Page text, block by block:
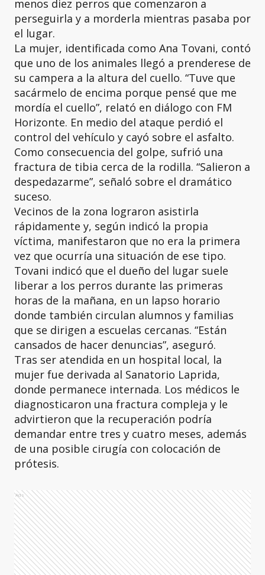
menos diez perros que comenzaron a
perseguirla y a morderla mientras pasaba por
el lugar.
La mujer, identificada como Ana Tovani, contó
que uno de los animales llegó a prenderese de
su campera a la altura del cuello. “Tuve que
sacármelo de encima porque pensé que me
mordía el cuello”, relató en diálogo con FM
Horizonte. En medio del ataque perdió el
control del vehículo y cayó sobre el asfalto.
Como consecuencia del golpe, sufrió una
fractura de tibia cerca de la rodilla. “Salieron a
despedazarme”, señaló sobre el dramático
suceso.
Vecinos de la zona lograron asistirla
rápidamente y, según indicó la propia
víctima, manifestaron que no era la primera
vez que ocurría una situación de ese tipo.
Tovani indicó que el dueño del lugar suele
liberar a los perros durante las primeras
horas de la mañana, en un lapso horario
donde también circulan alumnos y familias
que se dirigen a escuelas cercanas. “Están
cansados de hacer denuncias”, aseguró.
Tras ser atendida en un hospital local, la
mujer fue derivada al Sanatorio Laprida,
donde permanece internada. Los médicos le
diagnosticaron una fractura compleja y le
advirtieron que la recuperación podría
demandar entre tres y cuatro meses, además
de una posible cirugía con colocación de
prótesis.
Ads